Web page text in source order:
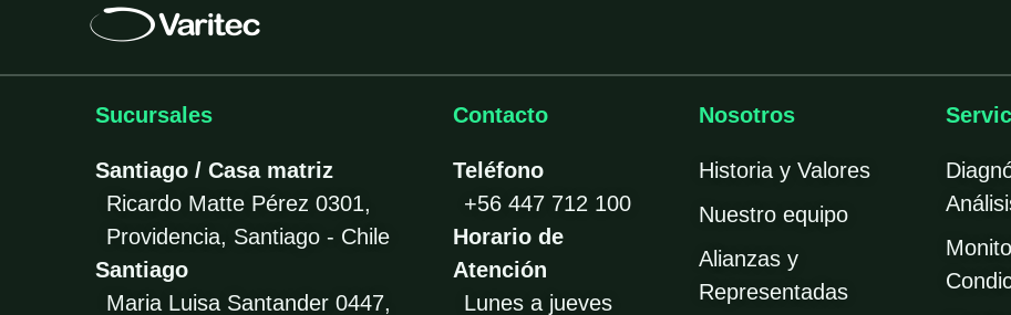
Sucursales
Santiago / Casa matriz
Ricardo Matte Pérez 0301,
Providencia, Santiago - Chile
Santiago
Maria Luisa Santander 0447,
Contacto
Teléfono
+56 447 712 100
Horario de
Atención
Lunes a jueves
Nosotros
Historia y Valores
Nuestro equipo
Alianzas y
Representadas